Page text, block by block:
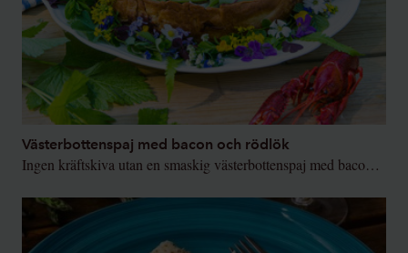
Västerbottenspaj med bacon och rödlök
Ingen kräftskiva utan en smaskig västerbottenspaj med bacon och rödlök.